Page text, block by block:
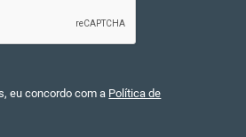
eu concordo com a Política de